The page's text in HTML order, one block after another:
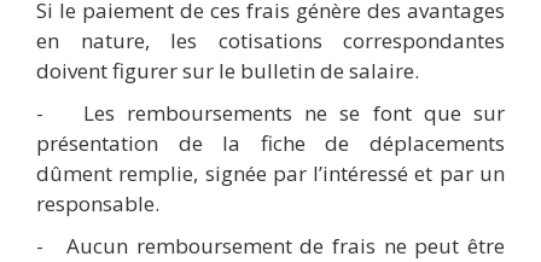
Si le paiement de ces frais génère des avantages
en nature, les cotisations correspondantes
doivent figurer sur le bulletin de salaire.
-
Les remboursements ne se font que sur
présentation de la fiche de déplacements
dûment remplie, signée par l’intéressé et par un
responsable.
-
Aucun remboursement de frais ne peut être